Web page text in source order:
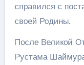
справился с
своей Родины.
После Великой
Рустама